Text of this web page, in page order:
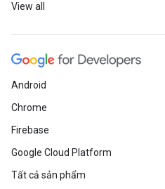
View all
Android
Chrome
Firebase
Google Cloud Platform
Tất cả sản phẩm